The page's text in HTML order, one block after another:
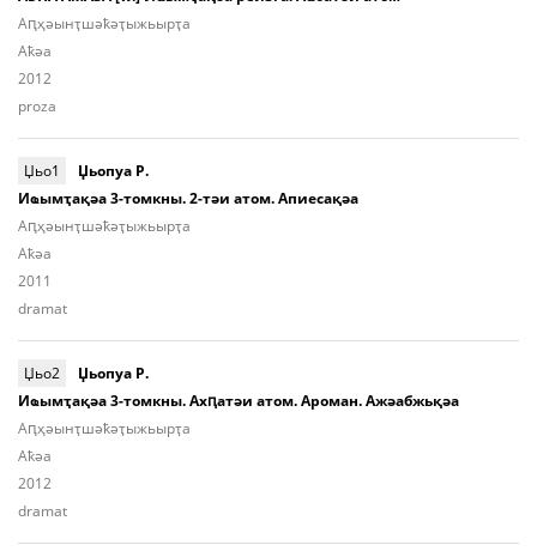
Аԥ­ҳәынҭ­шәҟәҭы­жьыp­ҭа
Aҟәа
2012
proza
Џьо1
Џьопуа Р.
Иҩымҭақәа 3-томкны. 2-тәи атом. Апиесақәа
Аԥ­ҳәынҭ­шәҟәҭы­жьыp­ҭа
Aҟәа
2011
dramat
Џьо2
Џьопуа Р.
Иҩымҭақәа 3-томкны. Ахԥатәи атом. Ароман. Ажәабжьқәа
Аԥ­ҳәынҭ­шәҟәҭы­жьыp­ҭа
Aҟәа
2012
dramat